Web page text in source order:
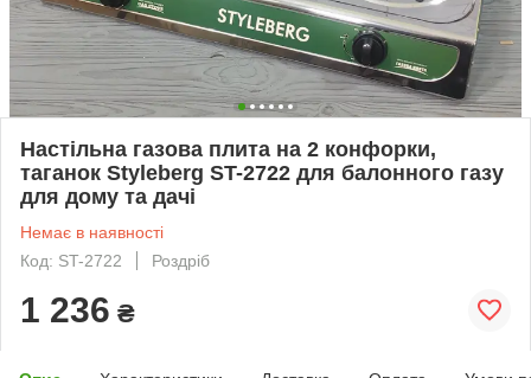
Настільна газова плита на 2 конфорки,
таганок Styleberg ST-2722 для балонного газу
для дому та дачі
Немає в наявності
Код: ST-2722
Роздріб
1 236 ₴